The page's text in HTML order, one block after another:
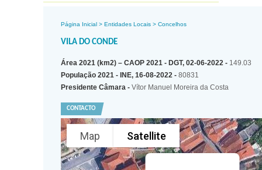
Página Inicial > Entidades Locais > Concelhos
VILA DO CONDE
Área 2021 (km2) – CAOP 2021 - DGT, 02-06-2022 - 149.03
População 2021 - INE, 16-08-2022 - 80831
Presidente Câmara - Vítor Manuel Moreira da Costa
CONTACTO
Map Satellite